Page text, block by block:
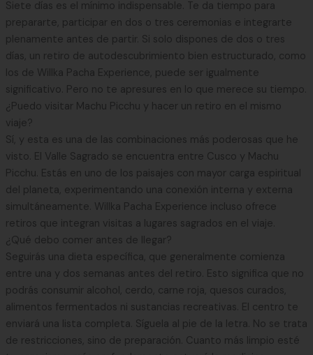
Siete días es el mínimo indispensable. Te da tiempo para
prepararte, participar en dos o tres ceremonias e integrarte
plenamente antes de partir. Si solo dispones de dos o tres
días, un retiro de autodescubrimiento bien estructurado, como
los de Willka Pacha Experience, puede ser igualmente
significativo. Pero no te apresures en lo que merece su tiempo.
¿Puedo visitar Machu Picchu y hacer un retiro en el mismo
viaje?
Sí, y esta es una de las combinaciones más poderosas que he
visto. El Valle Sagrado se encuentra entre Cusco y Machu
Picchu. Estás en uno de los paisajes con mayor carga espiritual
del planeta, experimentando una conexión interna y externa
simultáneamente. Willka Pacha Experience incluso ofrece
retiros que integran visitas a lugares sagrados en el viaje.
¿Qué debo comer antes de llegar?
Seguirás una dieta específica, que generalmente comienza
entre una y dos semanas antes del retiro. Esto significa que no
podrás consumir alcohol, cerdo, carne roja, quesos curados,
alimentos fermentados ni sustancias recreativas. El centro te
enviará una lista completa. Síguela al pie de la letra. No se trata
de restricciones, sino de preparación. Cuanto más limpio esté